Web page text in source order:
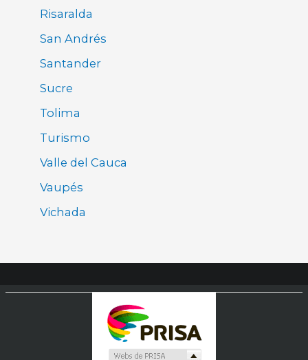
Risaralda
San Andrés
Santander
Sucre
Tolima
Turismo
Valle del Cauca
Vaupés
Vichada